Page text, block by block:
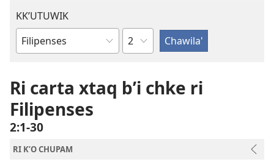
KKʼUTUWIK
Wuj
ri
Biblia
K'utunem
Ri carta xtaq bʼi chke ri
Filipenses
2:1-30
RI KʼO CHUPAM